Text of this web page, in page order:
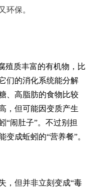
环保。
殖质丰富的有机物，比
们的消化系统能分解
、高脂肪的食物比较
，但可能因变质产生
“闹肚子”。不过别担
成蚯蚓的“营养餐”。
，但并非立刻变成“毒